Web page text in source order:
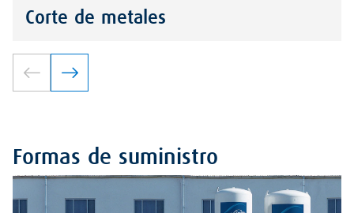
Corte de metales
Formas de suministro